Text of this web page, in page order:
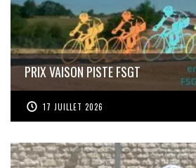
PRIX VAISON PISTE FSGT
17 JUILLET 2026